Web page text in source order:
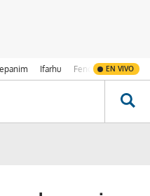
Ifarhu Fenómeno de El
EN VIVO